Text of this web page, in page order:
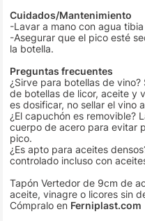
Cuidados/Mantenimiento
-Lavar a mano con agua
-Asegurar que el pico esté
la botella.
Preguntas frecuentes
¿Sirve para botellas de
de botellas de licor, aceite y
es dosificar, no sellar el vino
¿El capuchón es removible?
cuerpo de acero para evitar
pico.
¿Es apto para aceites
controlado incluso con
Tapón Vertedor de 9cm de
aceite, vinagre o licores sin
Cómpralo en Ferniplast.com